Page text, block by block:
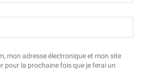
mon adresse électronique et mon site
pour la prochaine fois que je ferai un